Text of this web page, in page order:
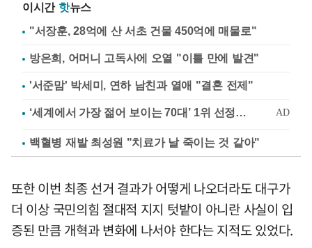
이시간 핫뉴스
"서장훈, 28억에 산 서초 건물 450억에 매물로"
방은희, 어머니 고독사에 오열 "이틀 만에 발견"
'서준맘' 박세미, 연하 남친과 열애 "결혼 전제"
백혈병 재발 최성원 "치료가 날 죽이는 것 같아"
또한 이번 최종 선거 결과가 어떻게 나오더라도 대구가
더 이상 국민의힘 절대적 지지 텃밭이 아니란 사실이 입
증된 만큼 개혁과 변화에 나서야 한다는 지적도 있었다.